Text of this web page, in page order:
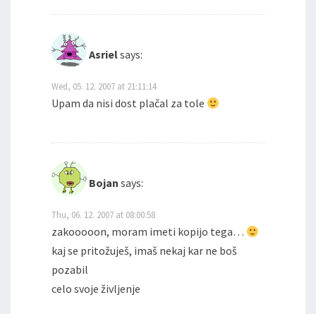
Asrielsays:
Wed, 05. 12. 2007 at 21:11:14
Upam da nisi dost plačal za tole
Bojan says:
Thu, 06. 12. 2007 at 08:00:58
zakooooon, moram imeti kopijo tega…
kaj se pritožuješ, imaš nekaj kar ne boš
pozabil
celo svoje življenje